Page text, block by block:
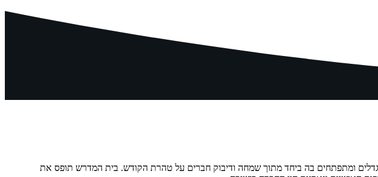
ומתפתחים בה ביחד מתוך שמחה ודיבוק חברים על טהרת הקודש. בית המדרש תופס את